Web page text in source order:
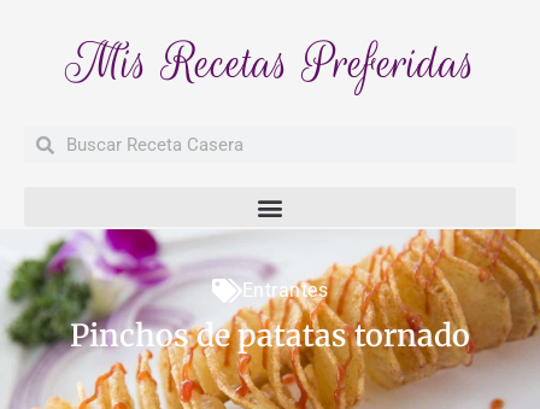
Mis Recetas Preferidas
BuscarBuscar
Entrantes
Pinchos de patatas tornado